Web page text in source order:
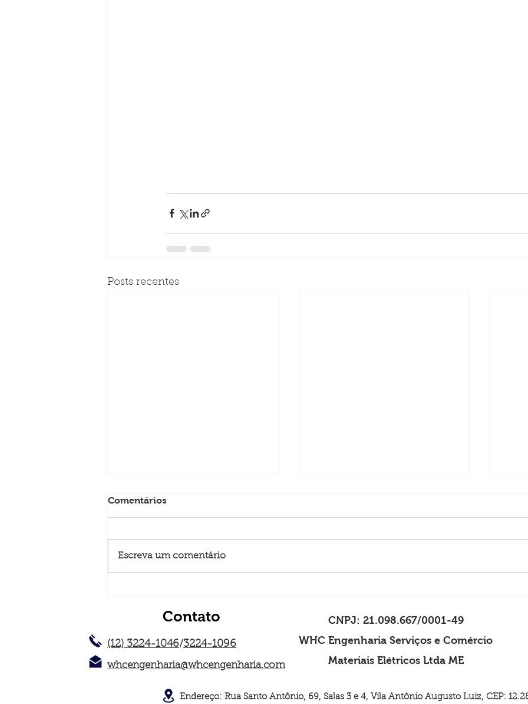
Posts recentes
Telecomunicações e RF
comunicações via satélite,
Comentários
Escreva um comentário
Contato
(12) 3224-1046/3224-1096
whcengenharia@whcengenharia.com
CNPJ: 21.098.667/0001-49
WHC Engenharia Serviços e Comércio
Materiais Elétricos Ltda ME
Endereço: Rua Santo Antônio, 69, Salas 3 e 4, Vila Antônio Augusto Luiz, CEP: